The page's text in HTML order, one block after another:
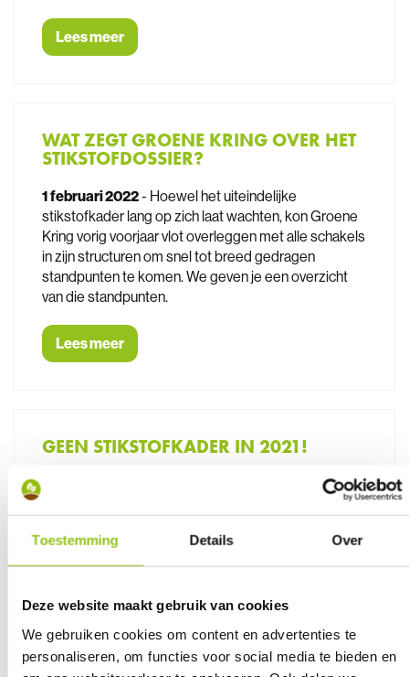
Toestemming Details Over
Deze website maakt gebruik van cookies
We gebruiken cookies om content en advertenties te
personaliseren, om functies voor social media te bieden en
Lees meer
WAT ZEGT GROENE KRING OVER HET
STIKSTOFDOSSIER?
1 februari 2022- Hoewel het uiteindelijke
stikstofkader lang op zich laat wachten, kon Groene
Kring vorig voorjaar vlot overleggen met alle schakels
in zijn structuren om snel tot breed gedragen
standpunten te komen. We geven je een overzicht
van die standpunten.
Lees meer
GEEN STIKSTOFKADER IN 2021!
- Op 21 december werd duidelijk
stikstofdossier, ondanks het intensieve overleg dat
de laatste weken plaatsvond. In dit nieuwsbericht
overduidelijke boodschap van 1 december.
Lees meer